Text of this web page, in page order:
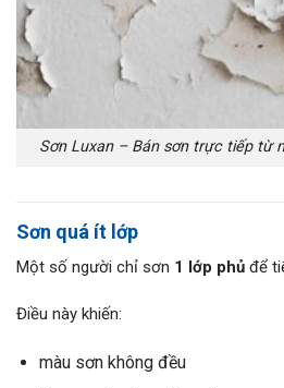
Sơn Luxan – Bán sơn trực tiếp từ
Sơn quá ít lớp
Một số người chỉ sơn 1 lớp phủ để
Điều này khiến:
màu sơn không đều